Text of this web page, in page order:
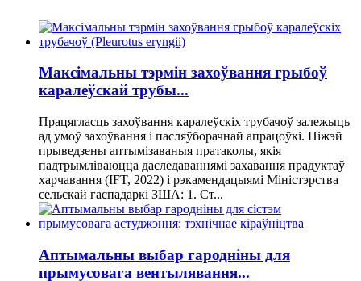
Максімальны тэрмін захоўвання грыбоў
каралеўскай трубы...
Працягласць захоўвання каралеўскіх трубачоў залежыць
ад умоў захоўвання і пасляўборачнай апрацоўкі. Ніжэй
прыведзены аптымізаваныя пратаколы, якія
падтрымліваюцца даследаваннямі захавання прадуктаў
харчавання (IFT, 2022) і рэкамендацыямі Міністэрства
сельскай гаспадаркі ЗША: 1. Ст...
Аптымальны выбар гародніны для
прымусовага вентылявання...